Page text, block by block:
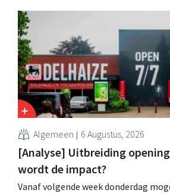
datalek. Financiële gegevens,
wachtwoorden zijn niet getroffen.
Algemeen 6 Augustus, 2026
[Analyse] Uitbreiding
wordt de impact?
Vanaf volgende week donderdag